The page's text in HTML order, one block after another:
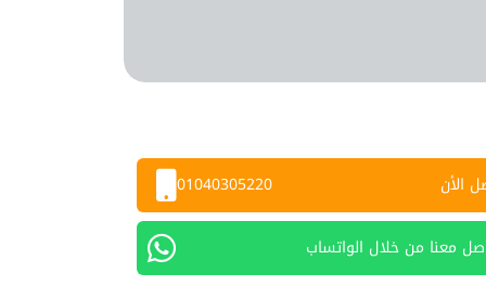
الأن 01040305220
معنا من خلال الواتساب